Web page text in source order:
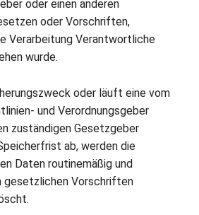
oder einen anderen
oder Vorschriften,
Verarbeitung Verantwortliche
wurde.
oder läuft eine vom
und Verordnungsgeber
zuständigen Gesetzgeber
ab, werden die
Daten routinemäßig und
gesetzlichen Vorschriften